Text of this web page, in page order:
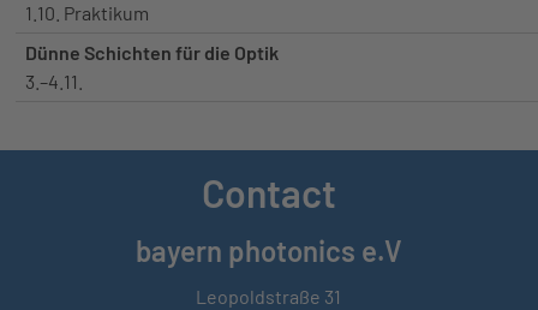
1.10. Praktikum
Dünne Schichten für die Optik
3.–4.11.
Contact
bayern photonics e.V
Leopoldstraße 31